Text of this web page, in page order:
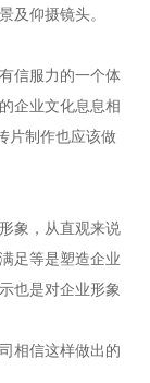
及仰摄镜头。
信服力的一个体
企业文化息息相
片制作也应该做
象，从直观来说
足等是塑造企业
也是对企业形象
相信这样做出的